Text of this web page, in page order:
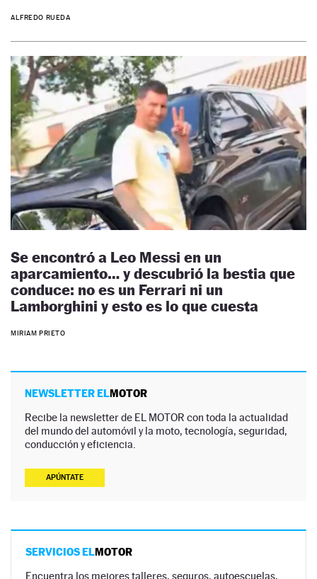
ALFREDO RUEDA
Se encontró a Leo Messi en un
aparcamiento… y descubrió la bestia que
conduce: no es un Ferrari ni un
Lamborghini y esto es lo que cuesta
MIRIAM PRIETO
NEWSLETTER ELMOTOR
Recibe la newsletter de EL MOTOR con toda la actualidad
del mundo del automóvil y la moto, tecnología, seguridad,
conducción y eficiencia.
APÚNTATE
SERVICIOS ELMOTOR
Encuentra los mejores talleres, seguros, autoescuelas,